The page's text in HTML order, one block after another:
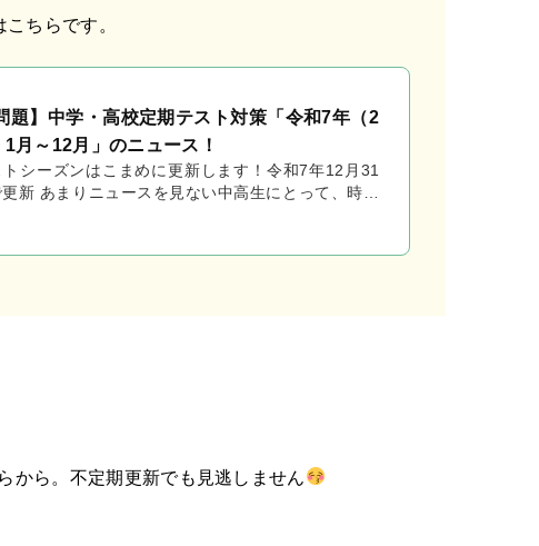
ちらです。
題】中学・高校定期テスト対策「令和7年（2
月～12月」のニュース！
トシーズンはこまめに更新します！令和7年12月31
新 あまりニュースを見ない中高生にとって、時事
から。不定期更新でも見逃しません